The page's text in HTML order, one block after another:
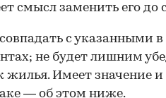
смысл заменить его до
с указанными в
не будет лишним
жилья. Имеет значение и
— об этом ниже.